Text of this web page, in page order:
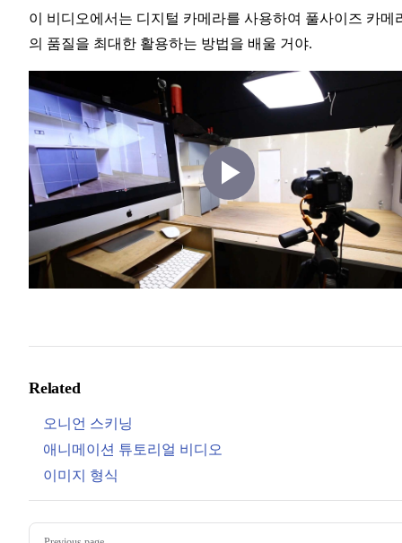
이 비디오에서는 디지털 카메라를 사용하여 풀사이즈 카메
의 품질을 최대한 활용하는 방법을 배울 거야.
Play
Video
Related
오니언 스키닝
애니메이션 튜토리얼 비디오
이미지 형식
Pager